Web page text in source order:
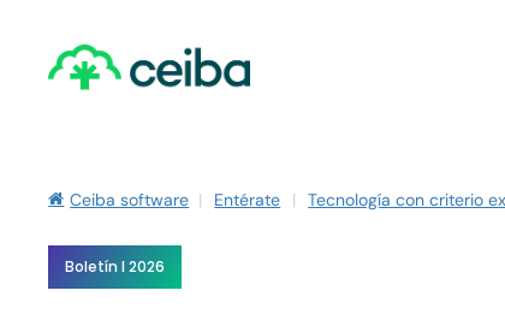
content
Ceiba software | Entérate | Tecnología con criterio
Boletín I 2026